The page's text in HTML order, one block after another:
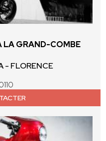
LA GRAND-COMBE
- FLORENCE